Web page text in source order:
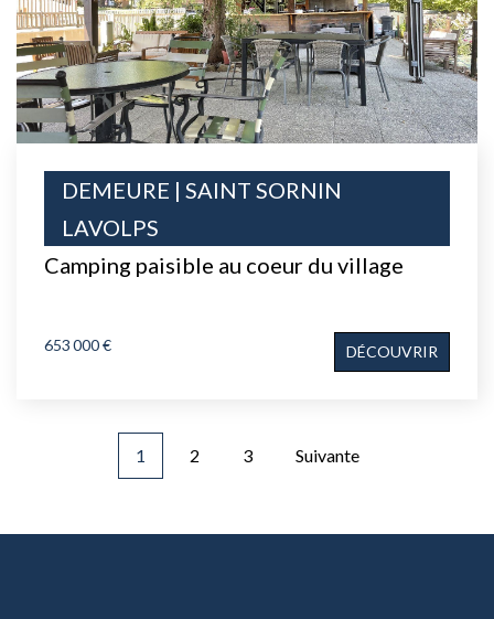
Camping paisible au coeur du village
DEMEURE | SAINT SORNIN
LAVOLPS
653 000 € DÉCOUVRIR
1 2 3 Suivante